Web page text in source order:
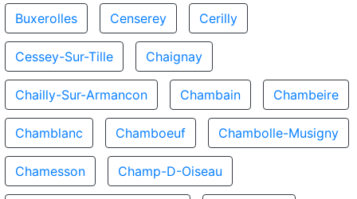
Buxerolles Censerey Cerilly
Cessey-Sur-Tille Chaignay
Chailly-Sur-Armancon Chambain Chambeire
Chamblanc Chamboeuf Chambolle-Musigny
Chamesson Champ-D-Oiseau